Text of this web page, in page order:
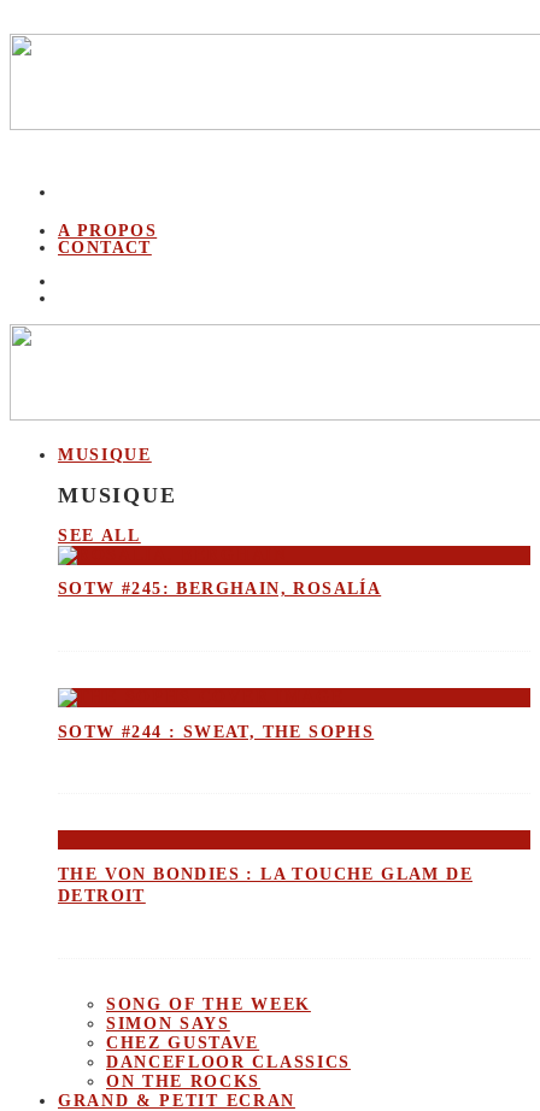
A PROPOS
CONTACT
MUSIQUE
MUSIQUE
SEE ALL
SOTW #245: BERGHAIN, ROSALÍA
SOTW #244 : SWEAT, THE SOPHS
THE VON BONDIES : LA TOUCHE GLAM DE
DETROIT
SONG OF THE WEEK
SIMON SAYS
CHEZ GUSTAVE
DANCEFLOOR CLASSICS
ON THE ROCKS
GRAND & PETIT ECRAN